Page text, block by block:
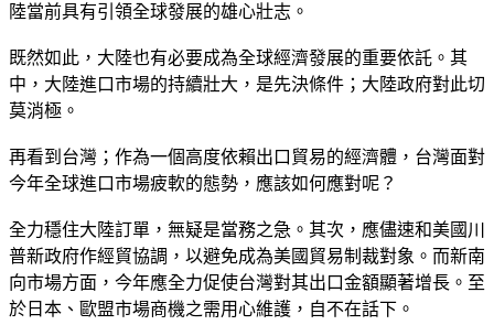
陸當前具有引領全球發展的雄心壯志。
既然如此，大陸也有必要成為全球經濟發展的重要依託。其
中，大陸進口市場的持續壯大，是先決條件；大陸政府對此切
莫消極。
再看到台灣；作為一個高度依賴出口貿易的經濟體，台灣面對
今年全球進口市場疲軟的態勢，應該如何應對呢？
全力穩住大陸訂單，無疑是當務之急。其次，應儘速和美國川
普新政府作經貿協調，以避免成為美國貿易制裁對象。而新南
向市場方面，今年應全力促使台灣對其出口金額顯著增長。至
於日本、歐盟市場商機之需用心維護，自不在話下。